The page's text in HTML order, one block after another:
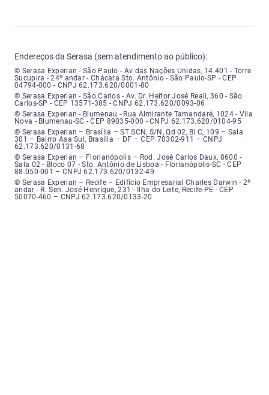
Endereços da Serasa (sem atendimento ao público):
Serasa Experian - São Paulo - Endereço: Avenida das Nações Unidas,
© Serasa Experian - São Paulo - Av das Nações Unidas, 14.401 - Torre
Sucupira - 24º andar - Chácara Sto. Antônio - São Paulo-SP - CEP
04794-000 - CNPJ 62.173.620/0001-80
Serasa Experian - São Carlos - Endereço: Avenida Doutor Heitor José
© Serasa Experian - São Carlos - Av. Dr. Heitor José Reali, 360 - São
Carlos-SP - CEP 13571-385 - CNPJ 62.173.620/0093-06
Serasa Experian - Blumenau - Endereço: Rua Almirante Tamandaré,
© Serasa Experian - Blumenau - Rua Almirante Tamandaré, 1024 - Vila
Nova - Blumenau-SC - CEP 89035-000 - CNPJ 62.173.620/0104-95
Serasa Experian - Brasília, Endereço: Setor Comercial Norte, sem
© Serasa Experian – Brasília – ST SCN, S/N, Qd 02, Bl C, 109 – Sala
301 – Bairro Asa Sul, Brasília – DF – CEP 70302-911 – CNPJ
62.173.620/0131-68
Serasa Experian - Florianópolis, Endereço: Rodovia José Carlos, número
© Serasa Experian – Florianópolis – Rod. José Carlos Daux, 8600 -
Sala 02 - Bloco 07 - Sto. Antônio de Lisboa - Florianópolis-SC - CEP
88.050-001 – CNPJ 62.173.620/0132-49
Serasa Experian - Recife, Endereço: Edifício Empresarial Charles Darwin,
© Serasa Experian – Recife – Edifício Empresarial Charles Darwin - 2º
andar - R. Sen. José Henrique, 231 - Ilha do Leite, Recife-PE - CEP
50070-460 – CNPJ 62.173.620/0133-20